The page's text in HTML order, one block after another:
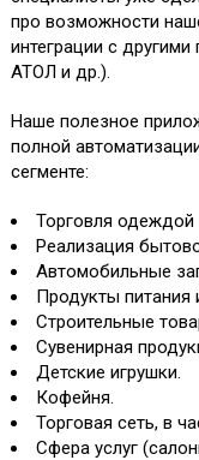
про возможности
интеграции с
АТОЛ и др.).
Наше полезное
полной
сегменте:
Торговля одеждой
Реализация
Автомобильные
Продукты питания
Строительные
Сувенирная
Детские игрушки.
Кофейня.
Торговая сеть, в
Сфера услуг